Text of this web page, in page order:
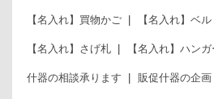
【名入れ】買物かご 【名入れ】ベ
【名入れ】さげ札 【名入れ】ハンガ
什器の相談承ります 販促什器の企